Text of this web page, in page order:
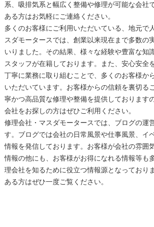
系、吸排気系と幅広く整備や修理が可能な会社
ある方はお気軽にご連絡ください。
多くのお客様にご利用いただいている、地元で
スダモータースでは、創業以来現在まで多数の
いりました。その結果、様々な経験や豊富な知
スタッフが在籍しております。また、安心安全
丁寧に業務に取り組むことで、多くのお客様か
いただいています。お客様からの信頼を裏切る
寧かつ高品質な修理や整備を提供しております
会社をお探しの方はぜひご利用ください。
修理会社・マスダモータースでは、ブログの運
す。ブログでは会社の日常風景や仕事風景、イ
情報を発信しております。お客様が会社の雰囲
情報の他にも、お客様がお得になれる情報等も
理会社を知るために役立つ情報源となっており
ある方はぜひ一度ご覧ください。